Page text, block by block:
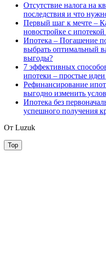
Отсутствие налога на
последствия и что
Первый шаг к мечте –
новостройке с
Ипотека – Погашение
выбрать оптимальный
выгоды?
7 эффективных
ипотеки – простые
Рефинансирование
выгодно изменить
Ипотека без
успешного получения
От Luzuk
Top